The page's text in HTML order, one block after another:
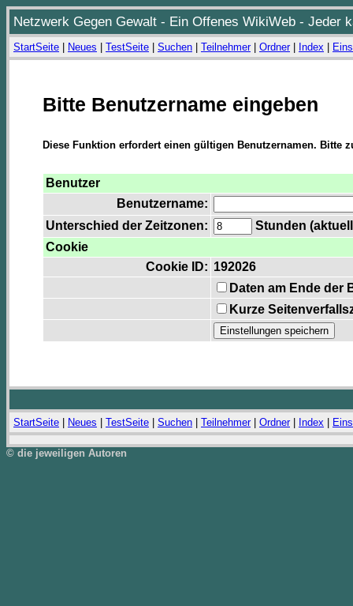
Netzwerk Gegen Gewalt - Ein Offenes WikiWeb - Jeder
StartSeite Neues TestSeite Suchen Teilnehmer| Ordner| Index
Bitte Benutzername eingeben
Diese Funktion erfordert einen gültigen Benutzernamen. Bitte
Benutzer
Benutzername:
Unterschied der Zeitzonen:
Stunden
Cookie
Cookie ID: 192026
Daten am Ende der
Kurze
StartSeite Neues TestSeite Suchen Teilnehmer| Ordner| Index
© die jeweiligen Autoren